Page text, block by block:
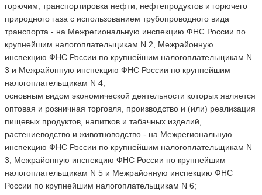
горючим, транспортировка нефти, нефтепродуктов и горючего
природного газа с использованием трубопроводного вида
транспорта - на Межрегиональную инспекцию ФНС России по
крупнейшим налогоплательщикам N 2, Межрайонную
инспекцию ФНС России по крупнейшим налогоплательщикам N
3 и Межрайонную инспекцию ФНС России по крупнейшим
налогоплательщикам N 4;
основным видом экономической деятельности которых является
оптовая и розничная торговля, производство и (или) реализация
пищевых продуктов, напитков и табачных изделий,
растениеводство и животноводство - на Межрегиональную
инспекцию ФНС России по крупнейшим налогоплательщикам N
3, Межрайонную инспекцию ФНС России по крупнейшим
налогоплательщикам N 5 и Межрайонную инспекцию ФНС
России по крупнейшим налогоплательщикам N 6;